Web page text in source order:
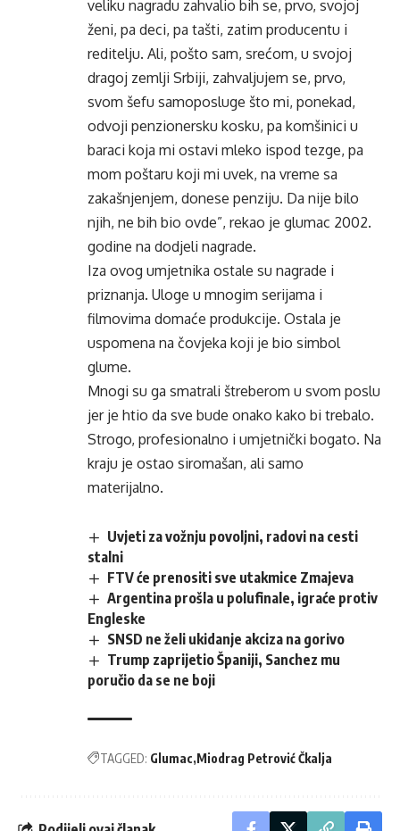
veliku nagradu zahvalio bih se, prvo, svojoj
ženi, pa deci, pa tašti, zatim producentu i
reditelju. Ali, pošto sam, srećom, u svojoj
dragoj zemlji Srbiji, zahvaljujem se, prvo,
svom šefu samoposluge što mi, ponekad,
odvoji penzionersku kosku, pa komšinici u
baraci koja mi ostavi mleko ispod tezge, pa
mom poštaru koji mi uvek, na vreme sa
zakašnjenjem, donese penziju. Da nije bilo
njih, ne bih bio ovde”, rekao je glumac 2002.
godine na dodjeli nagrade.
Iza ovog umjetnika ostale su nagrade i
priznanja. Uloge u mnogim serijama i
filmovima domaće produkcije. Ostala je
uspomena na čovjeka koji je bio simbol
glume.
Mnogi su ga smatrali štreberom u svom poslu
jer je htio da sve bude onako kako bi trebalo.
Strogo, profesionalno i umjetnički bogato. Na
kraju je ostao siromašan, ali samo
materijalno.
Uvjeti za vožnju povoljni, radovi na cesti
stalni
FTV će prenositi sve utakmice Zmajeva
Argentina prošla u polufinale, igraće protiv
Engleske
SNSD ne želi ukidanje akciza na gorivo
Trump zaprijetio Španiji, Sanchez mu
poručio da se ne boji
TAGGED: Glumac Miodrag Petrović Čkalja